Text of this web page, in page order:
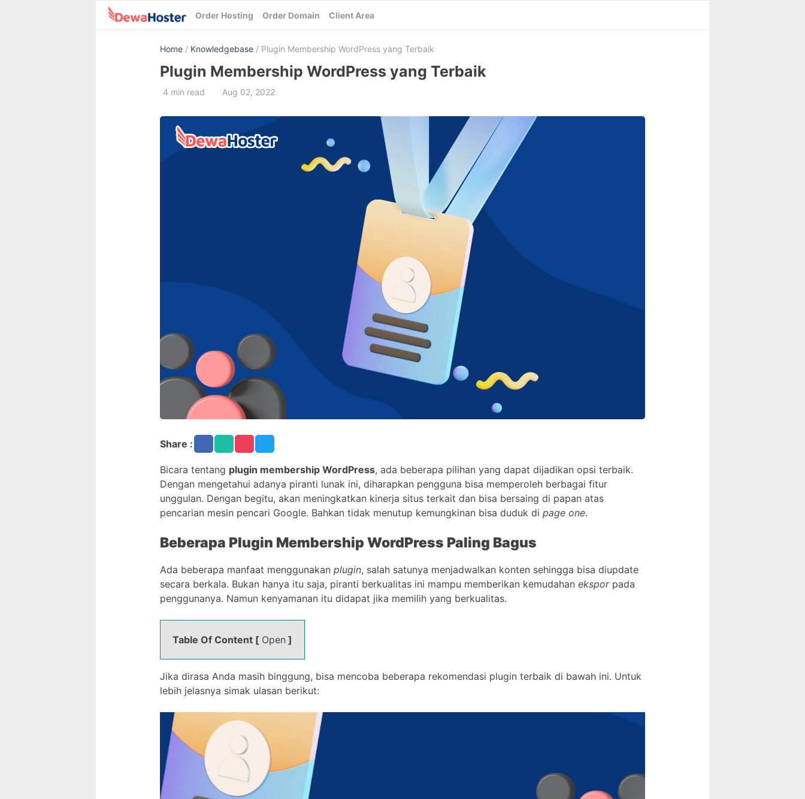
Skip
Order Hosting Order Domain Client Area
Home / Knowledgebase / Plugin Membership WordPress yang Terbaik
Plugin Membership WordPress yang Terbaik
4 min read Aug 02, 2022
Share :
Bicara tentang plugin membership WordPress, ada beberapa pilihan yang dapat dijadikan opsi terbaik.
Dengan mengetahui adanya piranti lunak ini, diharapkan pengguna bisa memperoleh berbagai fitur
unggulan. Dengan begitu, akan meningkatkan kinerja situs terkait dan bisa bersaing di papan atas
pencarian mesin pencari Google. Bahkan tidak menutup kemungkinan bisa duduk di page one.
Beberapa Plugin Membership WordPress Paling Bagus
Ada beberapa manfaat menggunakan plugin, salah satunya menjadwalkan konten sehingga bisa diupdate
secara berkala. Bukan hanya itu saja, piranti berkualitas ini mampu memberikan kemudahan eksporpada
penggunanya. Namun kenyamanan itu didapat jika memilih yang berkualitas.
Table Of Content [ Open ]
Jika dirasa Anda masih binggung, bisa mencoba beberapa rekomendasi plugin terbaik di bawah ini. Untuk
lebih jelasnya simak ulasan berikut: